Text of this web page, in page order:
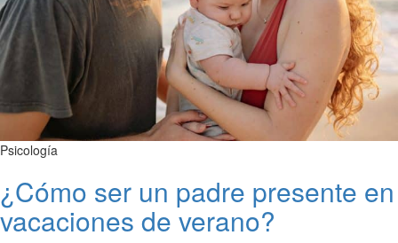
Psicología
¿Cómo ser un padre presente en
vacaciones de verano?